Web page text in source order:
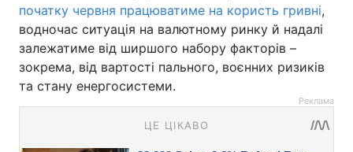
початку червня працюватиме на користь гривні,
водночас ситуація на валютному ринку й надалі
залежатиме від ширшого набору факторів –
зокрема, від вартості пального, воєнних ризиків
та стану енергосистеми.
Реклама